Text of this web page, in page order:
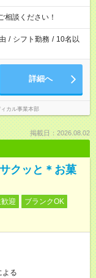
談ください！
/ シフト勤務 / 10名以
詳細へ
カル事業本部
掲載日：2026.08.02
クッと＊お菓
迎
ブランクOK
よる